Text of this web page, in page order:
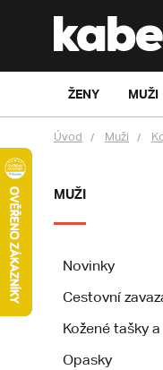
ŽENY MUŽI
Úvod Muži
MUŽI
Novinky
Cestovní
Kožené tašky
Opasky